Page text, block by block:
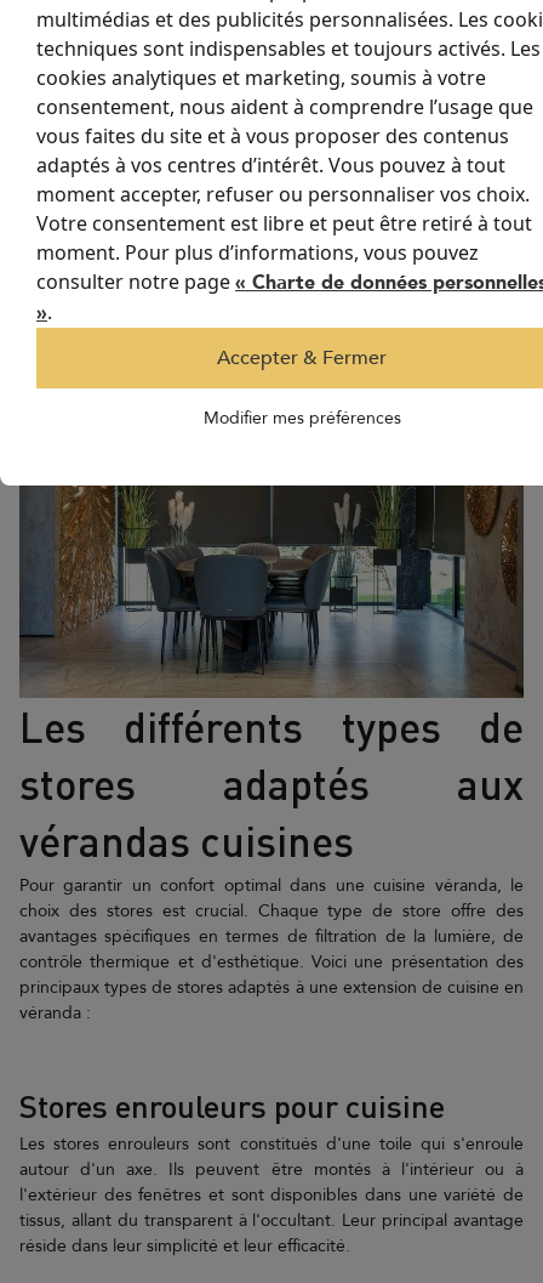
Esthétique et intégration dans le
design global
Les stores ne sont pas seulement fonctionnels ; ils doivent
également s'intégrer harmonieusement dans le design global de
la cuisine-véranda. Le choix des couleurs, des toiles et des styles
doivent être cohérent avec le reste de la maison pour créer une
atmosphère unifiée et agréable.
Les stores doivent compléter le design intérieur sans le dominer.
Des options personnalisables en termes de couleurs, de motifs et
de textures permettent de choisir des stores qui s'adaptent
parfaitement à l'esthétique souhaitée.
Les différents types de
stores adaptés aux
vérandas cuisines
Pour garantir un confort optimal dans une cuisine véranda, le
choix des stores est crucial. Chaque type de store offre des
avantages spécifiques en termes de filtration de la lumière, de
contrôle thermique et d'esthétique. Voici une présentation des
principaux types de stores adaptés à une extension de cuisine en
véranda :
Stores enrouleurs pour cuisine
Les stores enrouleurs sont constitués d'une toile qui s'enroule
autour d'un axe. Ils peuvent être montés à l'intérieur ou à
l'extérieur des fenêtres et sont disponibles dans une variété de
tissus, allant du transparent à l'occultant. Leur principal avantage
réside dans leur simplicité et leur efficacité.
multimédias et des publicités personnalisées. Les
techniques sont indispensables et toujours activés. Les
cookies analytiques et marketing, soumis à votre
consentement, nous aident à comprendre l’usage que
vous faites du site et à vous proposer des contenus
adaptés à vos centres d’intérêt. Vous pouvez à tout
moment accepter, refuser ou personnaliser vos choix.
Votre consentement est libre et peut être retiré à tout
moment. Pour plus d’informations, vous pouvez
consulter notre page« Charte de données
».
Accepter & Fermer
Modifier mes préférences